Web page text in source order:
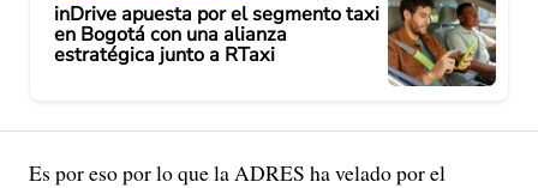
inDrive apuesta por el segmento taxi
en Bogotá con una alianza
estratégica junto a RTaxi
Es por eso por lo que la ADRES ha velado por el